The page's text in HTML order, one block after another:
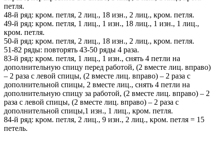
петля.
48-й ряд: кром. петля, 2 лиц., 18 изн., 2 лиц., кром. петля.
49-й ряд: кром. петля, 1 лиц., 1 изн., 18 лиц., 1 изн., 1 лиц.,
кром. петля.
50-й ряд: кром. петля, 2 лиц., 18 изн., 2 лиц., кром. петля.
51-82 ряды: повторять 43-50 ряды 4 раза.
83-й ряд: кром. петля, 1 лиц., 1 изн., снять 4 петли на
дополнительную спицу перед работой, (2 вместе лиц. вправо)
– 2 раза с левой спицы, (2 вместе лиц. вправо) – 2 раза с
дополнительной спицы, 2 вместе лиц., снять 4 петли на
дополнительную спицу за работой, (2 вместе лиц. вправо) – 2
раза с левой спицы, (2 вместе лиц. вправо) – 2 раза с
дополнительной спицы,1 изн., 1 лиц., кром. петля.
84-й ряд: кром. петля, 2 лиц., 9 изн., 2 лиц., кром. петля = 15
петель.